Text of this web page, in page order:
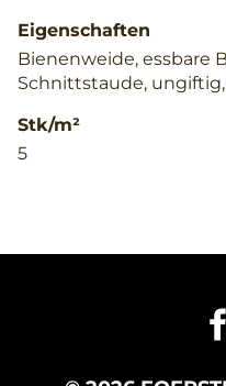
Eigenschaften
Bienenweide, essbare
Schnittstaude,
Stk/m²
5